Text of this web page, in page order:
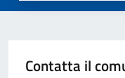
Contatta il